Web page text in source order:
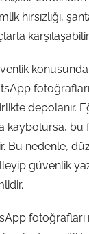
hırsızlığı,
depolanır.
kaybolursa, bu
Bu nedenle,
güvenlik